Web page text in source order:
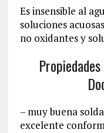
Es insensible al
soluciones
no oxidantes y
– muy buena
excelente